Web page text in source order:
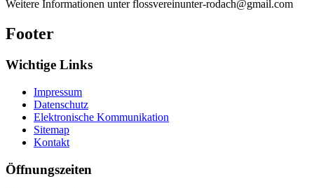
Weitere Informationen unter flossvereinunter-rodach@gmail.com
Footer
Wichtige Links
Impressum
Datenschutz
Elektronische Kommunikation
Sitemap
Kontakt
Öffnungszeiten